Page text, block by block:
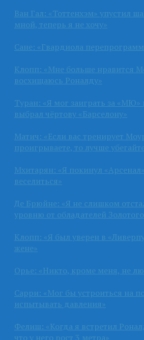
Ван Гал: «Тоттенхэм» упустил
мной, теперь я не хочу»
Сане: «Гвардиола
Клопп: «Мне больше нравится
восхищаюсь Роналду»
Туран: «Я мог заиграть за «МЮ»
выбрал чёртову «Барселону»
Матич: «Если вас тренирует
проигрываете, то лучше
Мхитарян: «Я покинул
веселиться»
Де Брюйне: «Я не слишком
уровню от обладателей
Клопп: «Я был уверен в
жене»
Орье: «Никто, кроме меня, не
Сарри: «Мог бы устроиться на
испытывать давления»
Фелиш: «Когда я встретил
что у него рост 3 метра»